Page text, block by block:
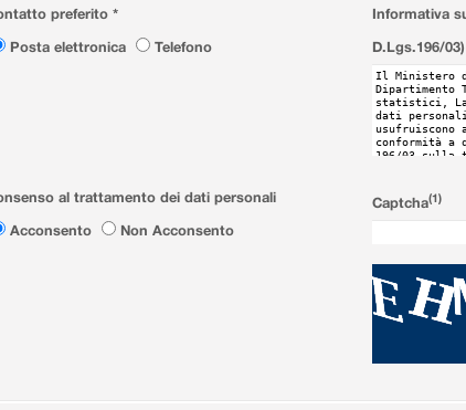
preferito *
Posta elettronica
Telefono
Informativa
D.Lgs.196/03)
al trattamento dei dati personali
Acconsento
Non Acconsento
Captcha(1)